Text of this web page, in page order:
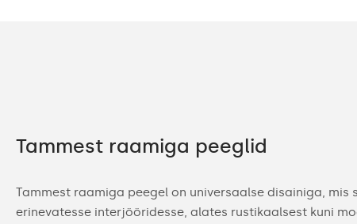
Tammest raamiga peeglid
Tammest raamiga peegel on universaalse disainiga, mis
erinevatesse interjööridesse, alates rustikaalsest kuni